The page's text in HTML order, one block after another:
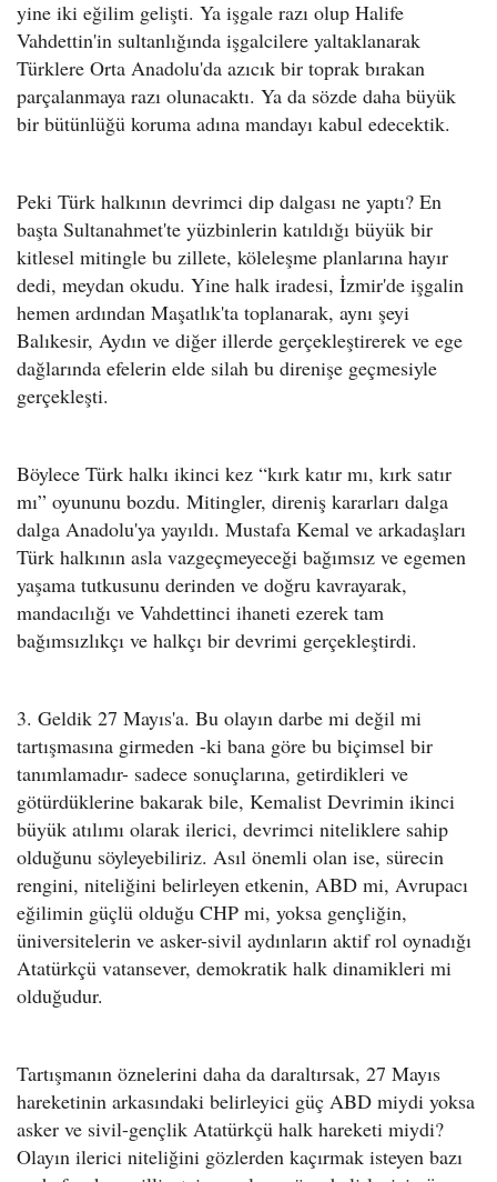
yine iki eğilim gelişti. Ya işgale razı olup Halife
Vahdettin'in sultanlığında işgalcilere yaltaklanarak
Türklere Orta Anadolu'da azıcık bir toprak bırakan
parçalanmaya razı olunacaktı. Ya da sözde daha büyük
bir bütünlüğü koruma adına mandayı kabul edecektik.
Peki Türk halkının devrimci dip dalgası ne yaptı? En
başta Sultanahmet'te yüzbinlerin katıldığı büyük bir
kitlesel mitingle bu zillete, köleleşme planlarına hayır
dedi, meydan okudu. Yine halk iradesi, İzmir'de işgalin
hemen ardından Maşatlık'ta toplanarak, aynı şeyi
Balıkesir, Aydın ve diğer illerde gerçekleştirerek ve ege
dağlarında efelerin elde silah bu direnişe geçmesiyle
gerçekleşti.
Böylece Türk halkı ikinci kez “kırk katır mı, kırk satır
mı” oyununu bozdu. Mitingler, direniş kararları dalga
dalga Anadolu'ya yayıldı. Mustafa Kemal ve arkadaşları
Türk halkının asla vazgeçmeyeceği bağımsız ve egemen
yaşama tutkusunu derinden ve doğru kavrayarak,
mandacılığı ve Vahdettinci ihaneti ezerek tam
bağımsızlıkçı ve halkçı bir devrimi gerçekleştirdi.
3. Geldik 27 Mayıs'a. Bu olayın darbe mi değil mi
tartışmasına girmeden -ki bana göre bu biçimsel bir
tanımlamadır- sadece sonuçlarına, getirdikleri ve
götürdüklerine bakarak bile, Kemalist Devrimin ikinci
büyük atılımı olarak ilerici, devrimci niteliklere sahip
olduğunu söyleyebiliriz. Asıl önemli olan ise, sürecin
rengini, niteliğini belirleyen etkenin, ABD mi, Avrupacı
eğilimin güçlü olduğu CHP mi, yoksa gençliğin,
üniversitelerin ve asker-sivil aydınların aktif rol oynadığı
Atatürkçü vatansever, demokratik halk dinamikleri mi
olduğudur.
Tartışmanın öznelerini daha da daraltırsak, 27 Mayıs
hareketinin arkasındaki belirleyici güç ABD miydi yoksa
asker ve sivil-gençlik Atatürkçü halk hareketi miydi?
Olayın ilerici niteliğini gözlerden kaçırmak isteyen bazı